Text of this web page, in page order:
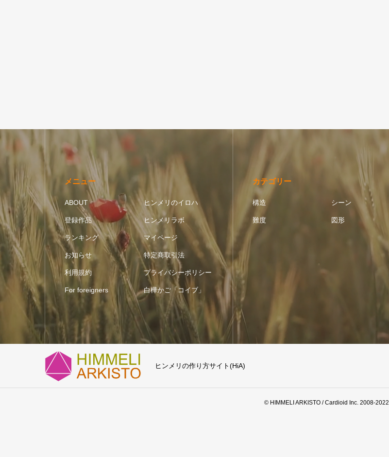
メニュー
ABOUT ヒンメリのイロハ
登録作品 ヒンメリラボ
ランキング マイページ
お知らせ 特定商取引法
利用規約 プライバシーポリシー
For foreigners 白樺かご「コイブ」
カテゴリー
構造 シーン
難度 図形
ヒンメリの作り方サイト(HiA)
© HIMMELI ARKISTO / Cardioid Inc. 2008-2022